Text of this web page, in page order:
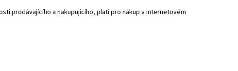
prodávajícího a nakupujícího, platí pro nákup v internetovém